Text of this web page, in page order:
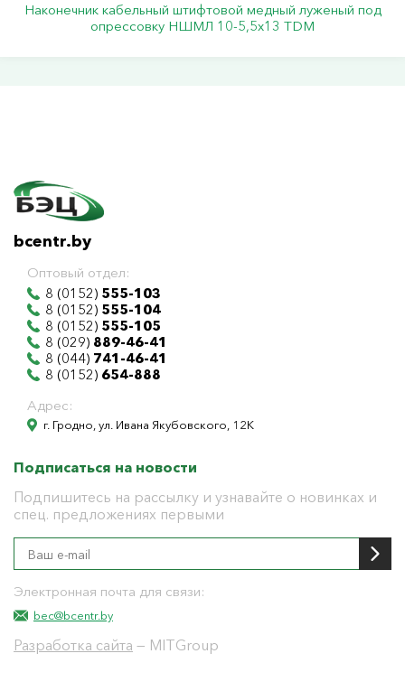
Наконечник кабельный штифтовой медный луженый под
опрессовку НШМЛ 10-5,5х13 TDM
bcentr.by
Оптовый отдел:
8 (0152) 555-103
8 (0152) 555-104
8 (0152) 555-105
8 (029) 889-46-41
8 (044) 741-46-41
8 (0152) 654-888
Адрес:
г. Гродно, ул. Ивана Якубовского, 12К
Подписаться на новости
Подпишитесь на рассылку и узнавайте о новинках и
спец. предложениях первыми
Электронная почта для связи:
bec@bcentr.by
Разработка сайта — MITGroup